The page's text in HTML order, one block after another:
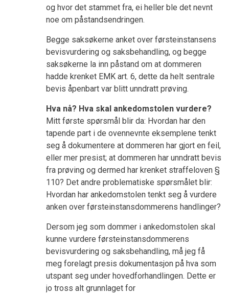
og hvor det stammet fra, ei heller ble det nevnt
noe om påstandsendringen.
Begge saksøkerne anket over førsteinstansens
bevisvurdering og saksbehandling, og begge
saksøkerne la inn påstand om at dommeren
hadde krenket EMK art. 6, dette da helt sentrale
bevis åpenbart var blitt unndratt prøving.
Hva nå? Hva skal ankedomstolen vurdere?
Mitt første spørsmål blir da: Hvordan har den
tapende part i de ovennevnte eksemplene tenkt
seg å dokumentere at dommeren har gjort en feil,
eller mer presist; at dommeren har unndratt bevis
fra prøving og dermed har krenket straffeloven §
110? Det andre problematiske spørsmålet blir:
Hvordan har ankedomstolen tenkt seg å vurdere
anken over førsteinstansdommerens handlinger?
Dersom jeg som dommer i ankedomstolen skal
kunne vurdere førsteinstansdommerens
bevisvurdering og saksbehandling, må jeg få
meg forelagt presis dokumentasjon på hva som
utspant seg under hovedforhandlingen. Dette er
jo tross alt grunnlaget for